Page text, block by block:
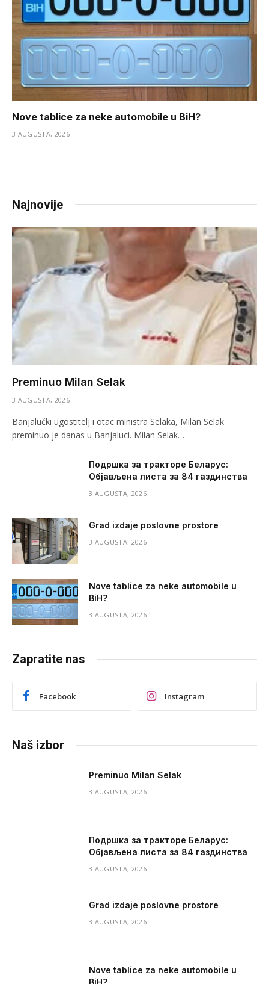
Nove tablice za neke automobile u BiH?
3 AUGUSTA, 2026
Najnovije
Preminuo Milan Selak
3 AUGUSTA, 2026
Banjalučki ugostitelj i otac ministra Selaka, Milan Selak
preminuo je danas u Banjaluci. Milan Selak…
Подршка за тракторе Беларус:
Објављена листа за 84 газдинства
3 AUGUSTA, 2026
Grad izdaje poslovne prostore
3 AUGUSTA, 2026
Nove tablice za neke automobile u
BiH?
3 AUGUSTA, 2026
Zapratite nas
Facebook Instagram
Naš izbor
Preminuo Milan Selak
3 AUGUSTA, 2026
Подршка за тракторе Беларус:
Објављена листа за 84 газдинства
3 AUGUSTA, 2026
Grad izdaje poslovne prostore
3 AUGUSTA, 2026
Nove tablice za neke automobile u
BiH?